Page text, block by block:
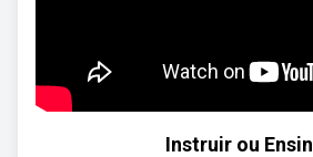
Instruir ou